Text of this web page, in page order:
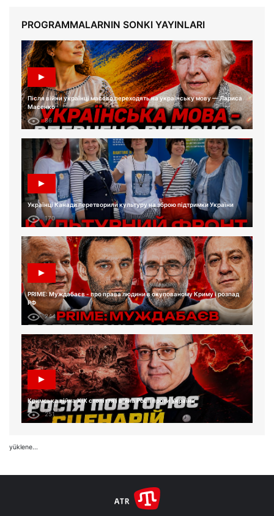
PROGRAMMALARNIN SONKI YAYINLARI
Після війни українці масово переходять на українську мову — Лариса
Масенко
86
Українці Канади перетворили культуру на зброю підтримки України
170
PRIME: Муждабаєв - про права людини в окупованому Криму і розпад
РФ
244
Кримська війна XIX століття і війна Росії проти України
251
yüklene...